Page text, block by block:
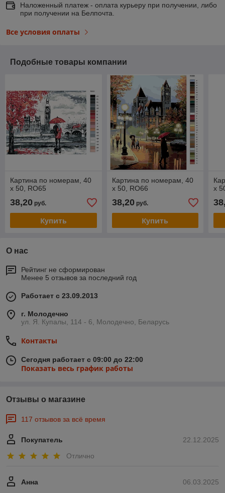
Наложенный платеж - оплата курьеру при получении, либо
при получении на Белпочта.
Все условия оплаты
Подобные товары компании
Картина по номерам, 40
x 50, RO65
38,20 руб.
Купить
Картина по номерам, 40
x 50, RO66
38,20руб.
Купить
x
О нас
Рейтинг не сформирован
Менее 5 отзывов за последний год
Работает с 23.09.2013
г. Молодечно
ул. Я. Купалы, 114 - 6, Молодечно, Беларусь
Контакты
Сегодня работает с 09:00 до 22:00
Показать весь график работы
Отзывы о магазине
117 отзывов за всё время
22.12.2025
Покупатель
Отлично
06.03.2025
Анна